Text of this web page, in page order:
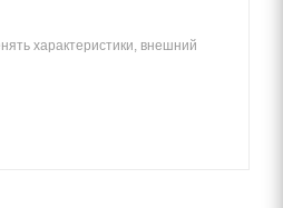
характеристики, внешний